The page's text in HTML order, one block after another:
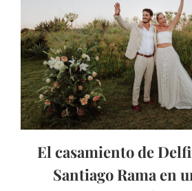
El casamiento de
Santiago Rama en